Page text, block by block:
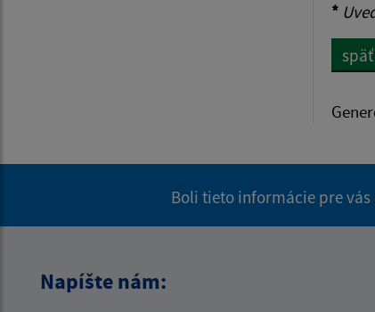
*
späť
Boli tieto informácie pre vás
Napíšte nám: